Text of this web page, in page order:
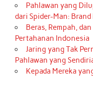
Pahlawan yang
dari Spider-Man: Brand
Beras, Rempah,
Pertahanan Indonesia
Jaring yang Tak
Pahlawan yang
Kepada Mereka